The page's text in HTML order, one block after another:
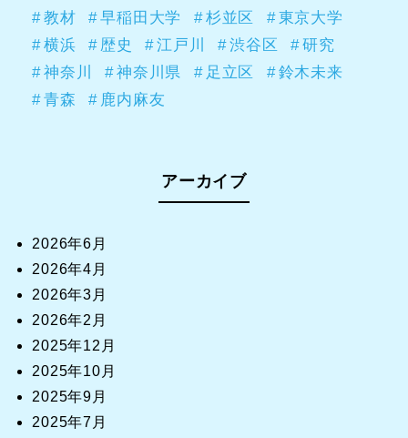
教材
早稲田大学 杉並区
東京大学
横浜
歴史 江戸川 渋谷区
研究
神奈川
神奈川県 足立区
鈴木未来
青森
鹿内麻友
アーカイブ
2026年6月
2026年4月
2026年3月
2026年2月
2025年12月
2025年10月
2025年9月
2025年7月